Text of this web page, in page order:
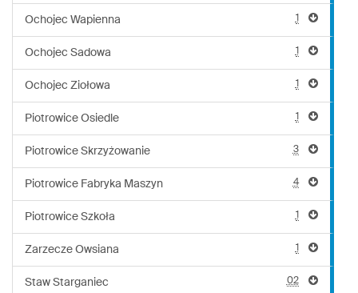
Ochojec Wapienna 1
Ochojec Sadowa 1
Ochojec Ziołowa 1
Piotrowice Osiedle 1
Piotrowice Skrzyżowanie 3
Piotrowice Fabryka Maszyn 4
Piotrowice Szkoła 1
Zarzecze Owsiana 1
Staw Starganiec 02